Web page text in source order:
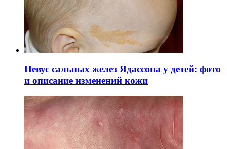
Невус сальных желез Ядассона у детей: фото
и описание изменений кожи